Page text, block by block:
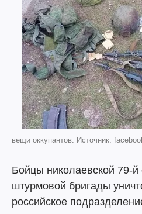
вещи оккупантов. Источник:
Бойцы николаевской 79-й
штурмовой бригады
российское